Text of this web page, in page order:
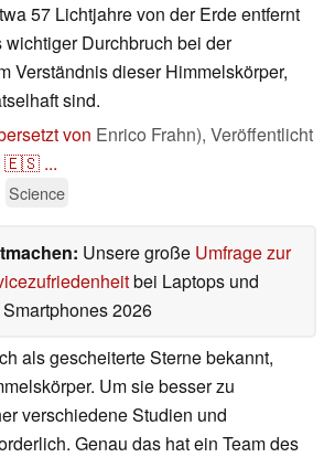
57 Lichtjahre von der Erde entfernt
Durchbruch bei der
Verständnis dieser Himmelskörper,
sind.
von Enrico Frahn), Veröffentlicht
🇪🇸 ...
Science
Unsere große Umfrage zur
bei Laptops und
Smartphones 2026
als gescheiterte Sterne bekannt,
Um sie besser zu
verschiedene Studien und
Genau das hat ein Team des